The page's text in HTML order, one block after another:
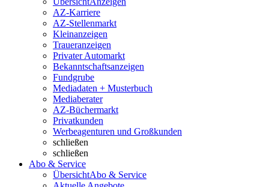
AZ-Karriere
AZ-Stellenmarkt
Kleinanzeigen
Traueranzeigen
Privater Automarkt
Bekanntschaftsanzeigen
Fundgrube
Mediadaten + Musterbuch
Mediaberater
AZ-Büchermarkt
Privatkunden
Werbeagenturen und Großkunden
schließen
schließen
Abo & Service
ÜbersichtAbo & Service